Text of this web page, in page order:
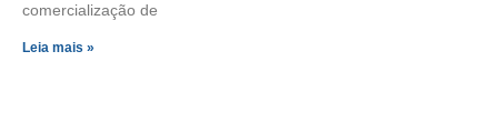
comercialização de
Leia mais »